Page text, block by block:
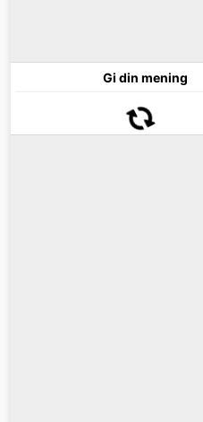
Gi din mening